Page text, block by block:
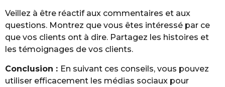
Veillez à être réactif aux commentaires et aux
questions. Montrez que vous êtes intéressé par ce
que vos clients ont à dire. Partagez les histoires et
les témoignages de vos clients.
Conclusion : En suivant ces conseils, vous pouvez
utiliser efficacement les médias sociaux pour